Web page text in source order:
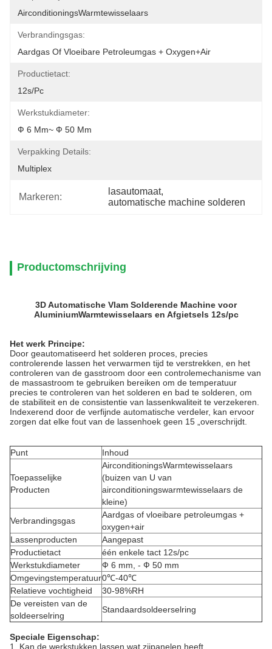
AirconditioningsWarmtewisselaars
Verbrandingsgas:
Aardgas Of Vloeibare Petroleumgas + Oxygen+air
Productietact:
12s/pc
Werkstukdiameter:
Ф 6 Mm~ Ф 50 Mm
Verpakking Details:
Multiplex
Markeren:
lasautomaat,
automatische machine solderen
Productomschrijving
3D Automatische Vlam Solderende Machine voor
AluminiumWarmtewisselaars en Afgietsels 12s/pc
Het werk Principe:
Door geautomatiseerd het solderen proces, precies
controlerende lassen het verwarmen tijd te verstrekken, en het
controleren van de gasstroom door een controlemechanisme van
de massastroom te gebruiken bereiken om de temperatuur
precies te controleren van het solderen en bad te solderen, om
de stabiliteit en de consistentie van lassenkwaliteit te verzekeren.
Indexerend door de verfijnde automatische verdeler, kan ervoor
zorgen dat elke fout van de lassenhoek geen 15 „overschrijdt.
Punt Inhoud
Toepasselijke
Producten
AirconditioningsWarmtewisselaars
(buizen van U van
airconditioningswarmtewisselaars de
kleine)
Verbrandingsgas
Aardgas of vloeibare petroleumgas +
oxygen+air
Lassenproducten
Aangepast
Productietact
één enkele tact 12s/pc
Werkstukdiameter
Ф 6 mm, - Ф 50 mm
Omgevingstemperatuur0℃-40℃
Relatieve vochtigheid
30-98%RH
De vereisten van de
soldeerselring
Standaardsoldeerselring
Speciale Eigenschap:
1. Kan de werkstukken lassen wat zijpanelen heeft